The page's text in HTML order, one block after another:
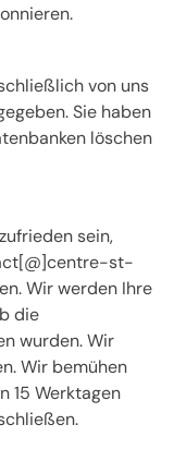
von uns
Sie haben
löschen
sein,
st-
Wir werden Ihre
die
wurden.Wir
Wir bemühen
15 Werktagen